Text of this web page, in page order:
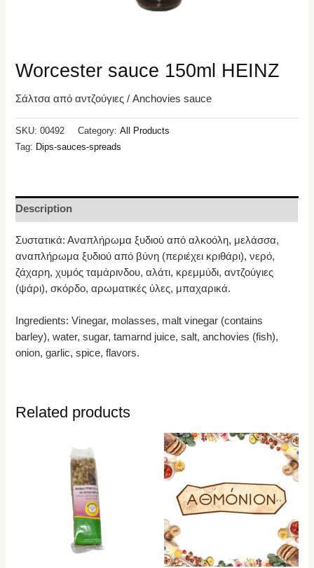
Worcester sauce 150ml HEINZ
Σάλτσα από αντζούγιες / Anchovies sauce
SKU:00492 Category:All Products
Tag: Dips-sauces-spreads
Description
Συστατικά: Αναπλήρωμα ξυδιού από αλκοόλη, μελάσσα,
αναπλήρωμα ξυδιού από βύνη (περιέχει κριθάρι), νερό,
ζάχαρη, χυμός ταμάρινδου, αλάτι, κρεμμύδι, αντζούγιες
(ψάρι), σκόρδο, αρωματικές ύλες, μπαχαρικά.
Ingredients: Vinegar, molasses, malt vinegar (contains
barley), water, sugar, tamarnd juice, salt, anchovies (fish),
onion, garlic, spice, flavors.
Related products